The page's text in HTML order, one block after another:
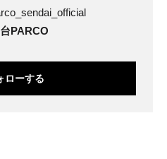
PARCO
ローする